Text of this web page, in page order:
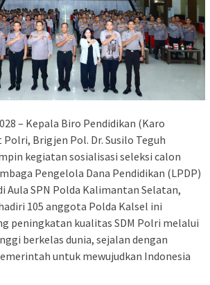
– Kepala Biro Pendidikan (Karo
Brigjen Pol. Dr. Susilo Teguh
kegiatan sosialisasi seleksi calon
Pengelola Dana Pendidikan (LPDP)
Aula SPN Polda Kalimantan Selatan,
105 anggota Polda Kalsel ini
peningkatan kualitas SDM Polri melalui
berkelas dunia, sejalan dengan
untuk mewujudkan Indonesia